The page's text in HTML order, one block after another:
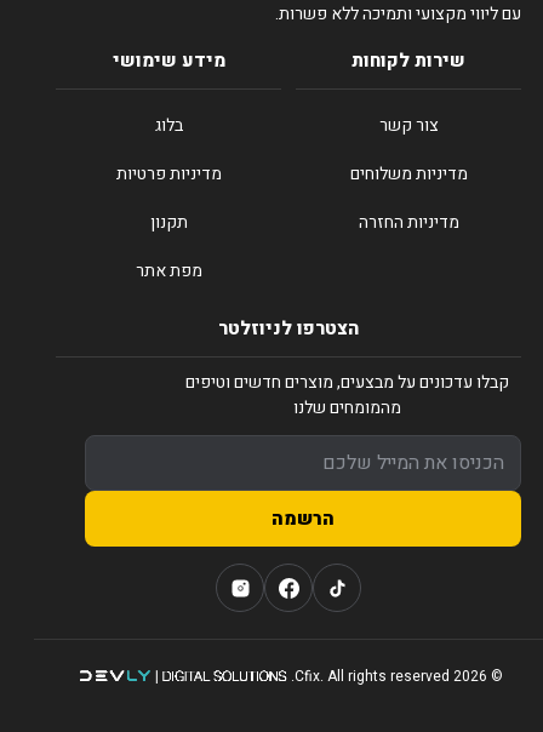
עם ליווי מקצועי ותמיכה ללא פשרות.
שירות לקוחות
צור קשר
מדיניות משלוחים
מדיניות החזרה
מידע שימושי
בלוג
מדיניות פרטיות
תקנון
מפת אתר
הצטרפו לניוזלטר
קבלו עדכונים על מבצעים, מוצרים חדשים וטיפים
מהמומחים שלנו
הרשמה
© 2026 Cfix. All rights reserved.